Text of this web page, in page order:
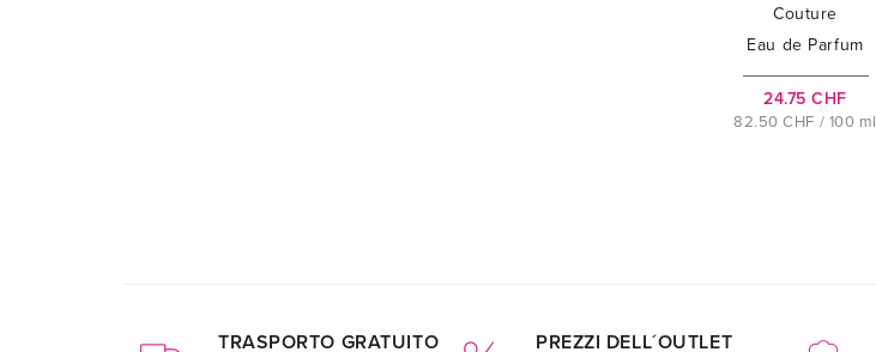
Couture
Eau de Parfum
24.75 CHF
82.50 CHF / 100 ml
TRASPORTO GRATUITO PREZZI DELL´OUTLET